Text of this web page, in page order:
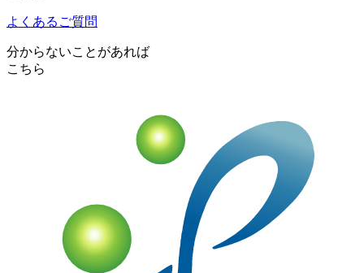
よくあるご質問
分からないことがあれば
こちら